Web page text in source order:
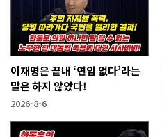
이재명은 끝내 ‘연임 없다’라는
말은 하지 않았다!
2026-8-6